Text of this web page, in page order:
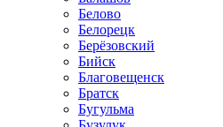
Белово
Белорецк
Берёзовский
Бийск
Благовещенск
Братск
Бугульма